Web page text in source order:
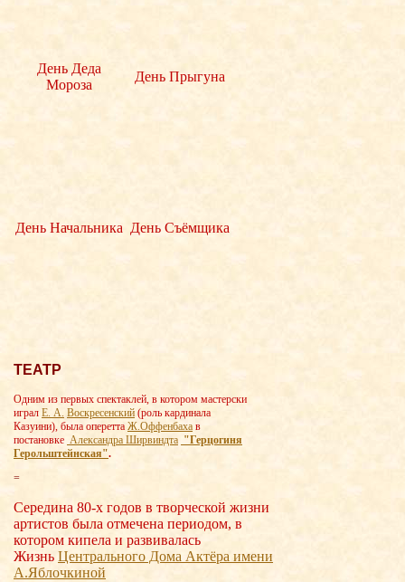
День Деда
Мороза
День Прыгуна
День Начальника День Съёмщика
ТЕАТР
Одним из первых спектаклей, в котором мастерски
играл Е. А. Воскресенский (роль кардинала
Казуини), была оперетта Ж.Оффенбаха в
постановке Александра Ширвиндта "Герцогиня
Герольштейнская".
=
Середина 80-х годов в творческой жизни
артистов была отмечена периодом, в
котором кипела и развивалась
Жизнь Центрального Дома Актёра имени
А.Яблочкиной